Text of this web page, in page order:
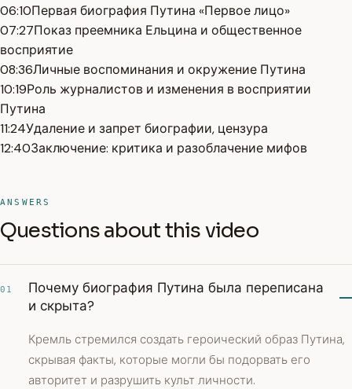
06:10Первая биография Путина «Первое лицо»
07:27Показ преемника Ельцина и общественное
восприятие
08:36Личные воспоминания и окружение Путина
10:19Роль журналистов и изменения в восприятии
Путина
11:24Удаление и запрет биографии, цензура
12:40Заключение: критика и разоблачение мифов
ANSWERS
Questions about this video
01
Почему биография Путина была переписана
и скрыта?
Кремль стремился создать героический образ Путина,
скрывая факты, которые могли бы подорвать его
авторитет и разрушить культ личности.